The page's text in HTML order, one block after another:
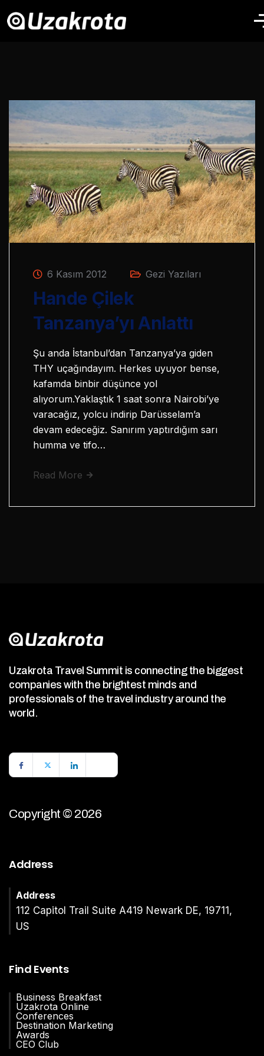
6 Kasım 2012 Gezi Yazıları
Hande Çilek
Tanzanya’yı Anlattı
Şu anda İstanbul’dan Tanzanya’ya giden
THY uçağındayım. Herkes uyuyor bense,
kafamda binbir düşünce yol
alıyorum.Yaklaştık 1 saat sonra Nairobi’ye
varacağız, yolcu indirip Darüsselam’a
devam edeceğiz. Sanırım yaptırdığım sarı
humma ve tifo…
Read More
Uzakrota Travel Summit is connecting the biggest
companies with the brightest minds and
professionals of the travel industry around the
world.
Copyright © 2026
Address
Address
112 Capitol Trail Suite A419 Newark DE, 19711,
US
Find Events
Business Breakfast
Uzakrota Online
Conferences
Destination Marketing
Awards
CEO Club